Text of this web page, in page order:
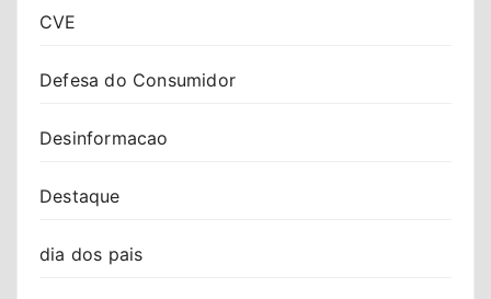
CVE
Defesa do Consumidor
Desinformacao
Destaque
dia dos pais